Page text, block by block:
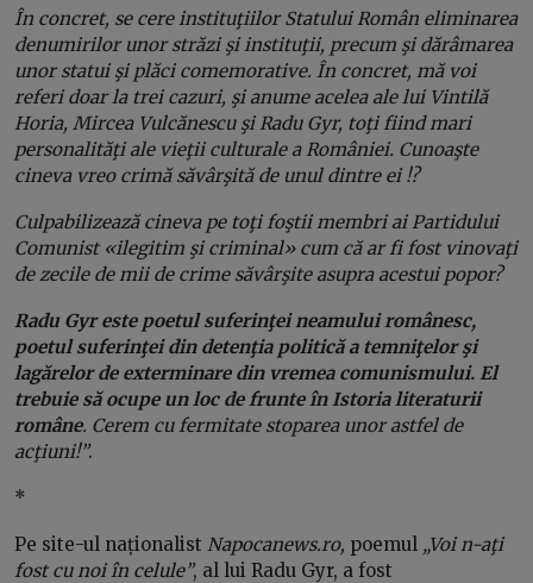
În concret, se cere instituţiilor Statului Român eliminarea
denumirilor unor străzi şi instituţii, precum şi dărâmarea
unor statui şi plăci comemorative. În concret, mă voi
referi doar la trei cazuri, şi anume acelea ale lui Vintilă
Horia, Mircea Vulcănescu şi Radu Gyr, toţi fiind mari
personalităţi ale vieţii culturale a României. Cunoaşte
cineva vreo crimă săvârşită de unul dintre ei !?
Culpabilizează cineva pe toţi foştii membri ai Partidului
Comunist «ilegitim şi criminal» cum că ar fi fost vinovaţi
de zecile de mii de crime săvârşite asupra acestui popor?
Radu Gyr este poetul suferinţei neamului românesc,
poetul suferinţei din detenţia politică a temniţelor şi
lagărelor de exterminare din vremea comunismului. El
trebuie să ocupe un loc de frunte în Istoria literaturii
române. Cerem cu fermitate stoparea unor astfel de
acţiuni!”.
*
Pe site-ul naționalist Napocanews.ro, poemul „Voi n-aţi
fost cu noi în celule”, al lui Radu Gyr, a fost